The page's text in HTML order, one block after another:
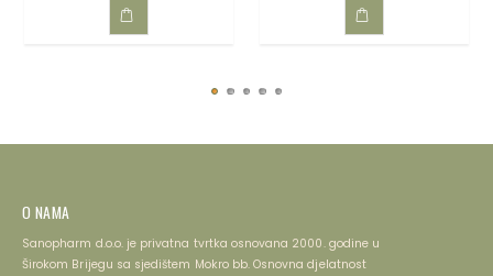
O NAMA
Sanopharm d.o.o. je privatna tvrtka osnovana 2000. godine u
Širokom Brijegu sa sjedištem Mokro bb. Osnovna djelatnost